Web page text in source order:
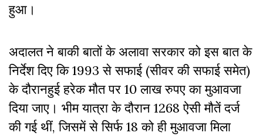
हुआ।
अदालत ने बाकी बातों के अलावा सरकार को इस बात के
निर्देश दिए कि 1993 से सफाई (सीवर की सफाई समेत)
के दौरानहुई हरेक मौत पर 10 लाख रुपए का मुआवजा
दिया जाए। भीम यात्रा के दौरान 1268 ऐसी मौतें दर्ज
की गई थीं, जिसमें से सिर्फ 18 को ही मुआवजा मिला